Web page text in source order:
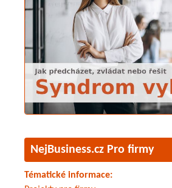
NejBusiness.cz Pro firmy
Tématické informace: